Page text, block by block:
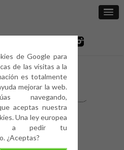
de Google para
de las visitas a la
es totalmente
mejorar la web.
navegando,
aceptas nuestra
Una ley europea
a pedir tu
¿Aceptas?